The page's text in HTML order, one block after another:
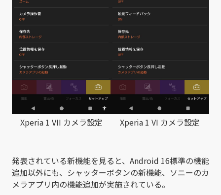
Xperia 1 VII カメラ設定 Xperia 1 VI カメラ設定
発表されている新機能を見ると、Android 16標準の機能
追加以外にも、シャッターボタンの新機能、ソニーのカ
メラアプリ内の機能追加が実施されている。